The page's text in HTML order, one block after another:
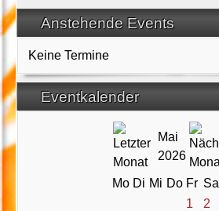
Anstehende Events
Keine Termine
Eventkalender
Mai
2026
Mo Di Mi Do Fr Sa
1
2